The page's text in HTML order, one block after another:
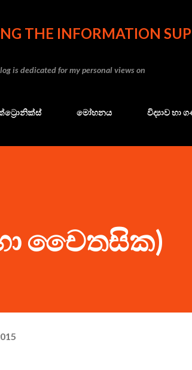
THE INFORMATION
dedicated for my personal views on
මෝහනය විද්‍යාව හා
හා චෛතසික)